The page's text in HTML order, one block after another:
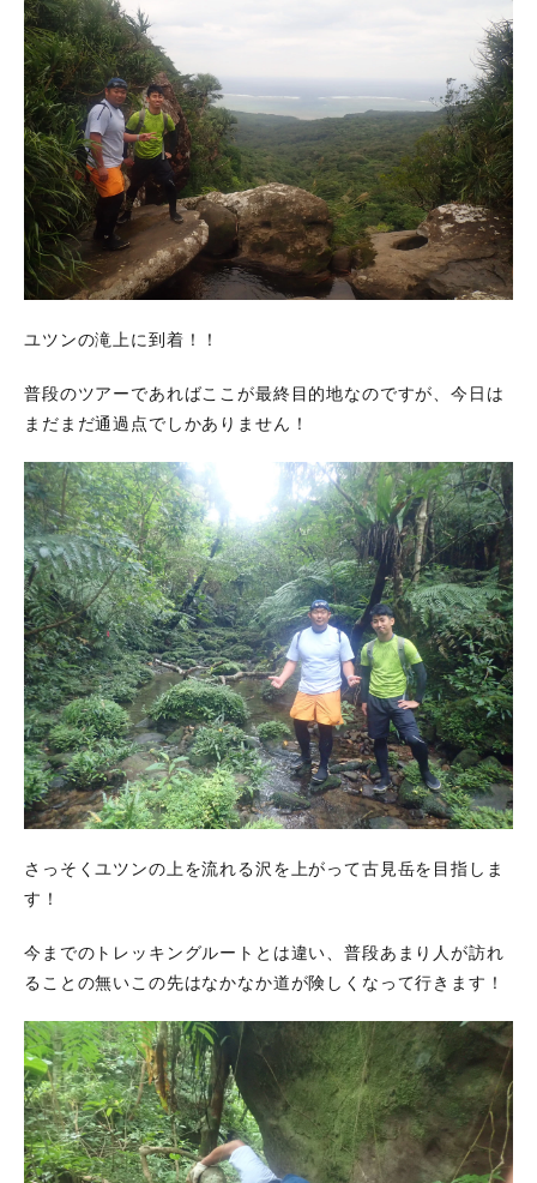
ユツンの滝上に到着！！
普段のツアーであればここが最終目的地なのですが、今日は
まだまだ通過点でしかありません！
さっそくユツンの上を流れる沢を上がって古見岳を目指しま
す！
今までのトレッキングルートとは違い、普段あまり人が訪れ
ることの無いこの先はなかなか道が険しくなって行きます！